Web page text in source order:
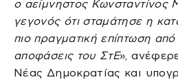
ο αείμνηστος Κωνσταντίνος
γεγονός ότι σταμάτησε η
πιο πραγματική επίπτωση από
αποφάσεις του ΣτΕ»,
Νέας Δημοκρατίας και